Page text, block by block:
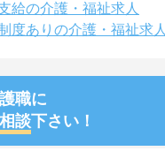
給の介護・福祉求人
度ありの介護・福祉求人
職に
談下さい！